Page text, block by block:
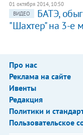
01 октября 2014, 10:50
ВИДЕО
БАТЭ,
"Шахтер" на 3-е
Про нас
Реклама на сайте
Ивенты
Редакция
Политики и
Пользовательское